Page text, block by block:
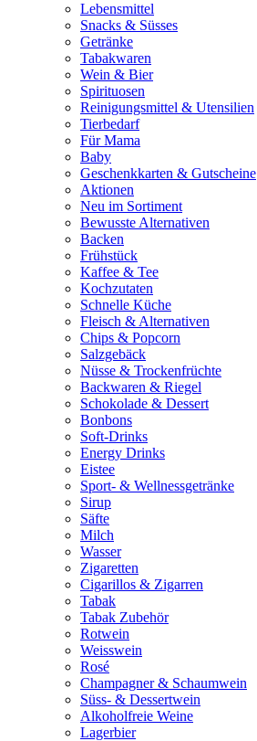
Lebensmittel
Snacks & Süsses
Getränke
Tabakwaren
Wein & Bier
Spirituosen
Reinigungsmittel & Utensilien
Tierbedarf
Für Mama
Baby
Geschenkkarten & Gutscheine
Aktionen
Neu im Sortiment
Bewusste Alternativen
Backen
Frühstück
Kaffee & Tee
Kochzutaten
Schnelle Küche
Fleisch & Alternativen
Chips & Popcorn
Salzgebäck
Nüsse & Trockenfrüchte
Backwaren & Riegel
Schokolade & Dessert
Bonbons
Soft-Drinks
Energy Drinks
Eistee
Sport- & Wellnessgetränke
Sirup
Säfte
Milch
Wasser
Zigaretten
Cigarillos & Zigarren
Tabak
Tabak Zubehör
Rotwein
Weisswein
Rosé
Champagner & Schaumwein
Süss- & Dessertwein
Alkoholfreie Weine
Lagerbier